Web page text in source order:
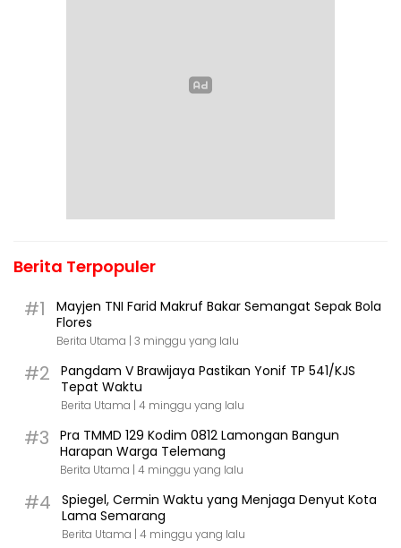
Berita Terpopuler
#1
Mayjen TNI Farid Makruf Bakar Semangat Sepak Bola
Flores
Berita Utama | 3 minggu yang lalu
#2
Pangdam V Brawijaya Pastikan Yonif TP 541/KJS
Tepat Waktu
Berita Utama | 4 minggu yang lalu
#3
Pra TMMD 129 Kodim 0812 Lamongan Bangun
Harapan Warga Telemang
Berita Utama | 4 minggu yang lalu
#4
Spiegel, Cermin Waktu yang Menjaga Denyut Kota
Lama Semarang
Berita Utama | 4 minggu yang lalu